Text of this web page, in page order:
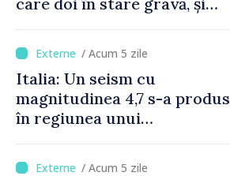
/ Acum 5 zile
Italia: Un seism cu
magnitudinea 4,7 s-a produs
în regiunea unui
de Napoli
/ Acum 5 zile